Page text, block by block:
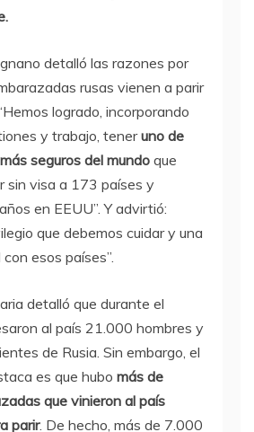
detalló las razones por
rusas vienen a parir
logrado, incorporando
y trabajo, teneruno de
seguros del mundo que
sin visa a 173 países y
en EEUU”. Y advirtió:
que debemos cuidar y una
esos países”.
detalló que durante el
al país 21.000 hombres y
de Rusia. Sin embargo, el
es que hubo más de
que vinieron al país
parir. De hecho, más de 7.000